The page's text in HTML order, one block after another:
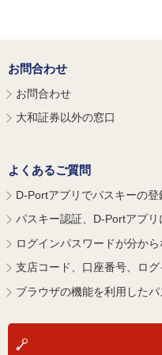
お問合わせ
お問合わせ
大和証券以外の窓口
よくあるご質問
D-Portアプリでパスキーの登
パスキー認証、D-Portアプ
ログインパスワードが分か
支店コード、口座番号、ロ
ブラウザの機能を利用した